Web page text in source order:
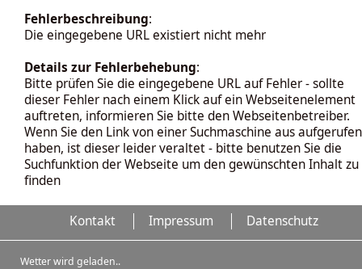
Fehlerbeschreibung:
Die eingegebene URL existiert nicht mehr
Details zur Fehlerbehebung:
Bitte prüfen Sie die eingegebene URL auf Fehler - sollte
dieser Fehler nach einem Klick auf ein Webseitenelement
auftreten, informieren Sie bitte den Webseitenbetreiber.
Wenn Sie den Link von einer Suchmaschine aus aufgerufen
haben, ist dieser leider veraltet - bitte benutzen Sie die
Suchfunktion der Webseite um den gewünschten Inhalt zu
finden
Kontakt Impressum Datenschutz
Wetter wird geladen..